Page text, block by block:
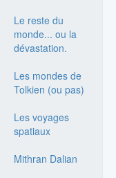
Le reste du
monde... ou la
dévastation.
Les mondes de
Tolkien (ou pas)
Les voyages
spatiaux
Mithran Dalian